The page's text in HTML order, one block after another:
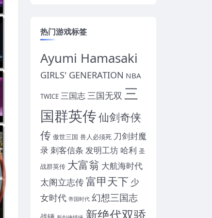
热门游戏标签
Ayumi Hamasaki
GIRLS' GENERATION NBA
TWICE 三国志三国无双 三
国群英传仙剑奇侠
传 傲世三国 兽人必须死 刀剑封魔
录刺客信条 发明工坊 哈利 圣
战群英传 大富翁 大航海时代
太阁立志传富甲天下 少
女时代 帝国时代 幻想三国志